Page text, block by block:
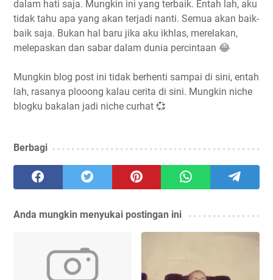
dalam hati saja. Mungkin ini yang terbaik. Entah lah, aku
tidak tahu apa yang akan terjadi nanti. Semua akan baik-
baik saja. Bukan hal baru jika aku ikhlas, merelakan,
melepaskan dan sabar dalam dunia percintaan 😂
Mungkin blog post ini tidak berhenti sampai di sini, entah
lah, rasanya plooong kalau cerita di sini. Mungkin niche
blogku bakalan jadi niche curhat 💞
Berbagi
Anda mungkin menyukai postingan ini